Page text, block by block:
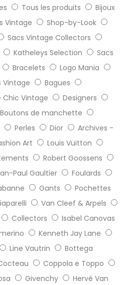
Tous les produits
Bijoux
Vintage
Shop-by-Look
Sacs Vintage Collectors
Katheleys Selection
Sacs
Bracelets
Logo Mania
Vintage
Bagues
Chic Vintage
Designers
Boutons de manchette
Perles Dior
Archives -
Art
Louis Vuitton
Robert Goossens
Paul Gaultier
Foulards
Gants
Pochettes
Van Cleef & Arpels
Collectors
Isabel Canovas
Kenneth Jay Lane
Line Vautrin
Bottega
Coppola e Toppo
Givenchy
Hervé Van